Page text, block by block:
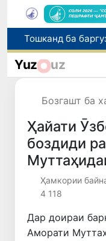
Yuz uz
Бозгашт ба
Ҳайати
боздиди
Ҳамкории
4 118
Дар доираи
Аморати